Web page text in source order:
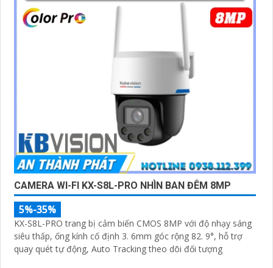
CAMERA WI-FI KX-S8L-PRO NHÌN BAN ĐÊM 8MP
5%-35%
KX-S8L-PRO trang bị cảm biến CMOS 8MP với độ nhạy sáng
siêu thấp, ống kính cố định 3. 6mm góc rộng 82. 9°, hỗ trợ
quay quét tự động, Auto Tracking theo dõi đối tượng